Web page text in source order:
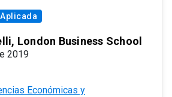
London Business School
2019
Económicas y